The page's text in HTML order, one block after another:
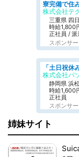
株式会社テ
三重県 四
時給1,800
正社員 / 派
スポンサ
株式会社パ
静岡県 浜
時給1,600
正社員
スポンサ
姉妹サイト